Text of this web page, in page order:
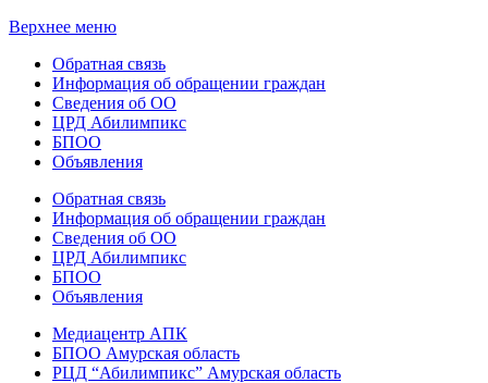
Верхнее меню
Обратная связь
Информация об обращении граждан
Сведения об ОО
ЦРД Абилимпикс
БПОО
Объявления
Обратная связь
Информация об обращении граждан
Сведения об ОО
ЦРД Абилимпикс
БПОО
Объявления
Медиацентр АПК
БПОО Амурская область
РЦД “Абилимпикс” Амурская область